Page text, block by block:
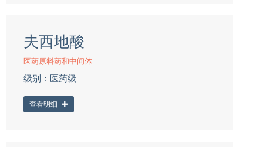
夫西地酸
医药原料药和中间体
级别：医药级
查看明细